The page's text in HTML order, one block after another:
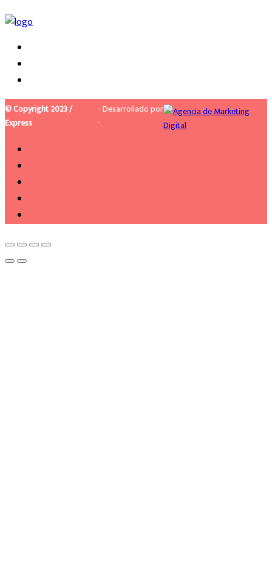
© Copyright 2023 /
Express
- Desarrollado por
-